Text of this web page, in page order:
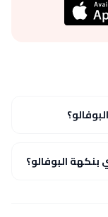
البوفالو؟